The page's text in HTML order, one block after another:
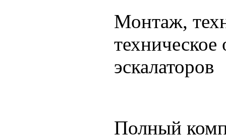
Монтаж,
техническое
эскалаторов
Полный